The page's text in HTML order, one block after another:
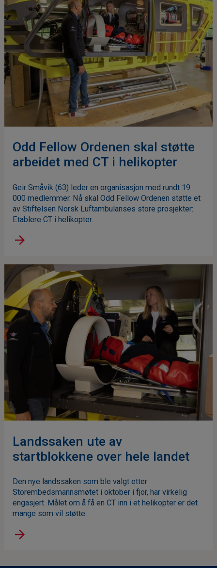
Odd Fellow Ordenen skal støtte
arbeidet med CT i helikopter
Geir Småvik (63) leder en organisasjon med rundt 19
000 medlemmer. Nå skal Odd Fellow Ordenen støtte et
av Stiftelsen Norsk Luftambulanses store prosjekter:
Etablere CT i helikopter.
Landssaken ute av
startblokkene over hele landet
Den nye landssaken som ble valgt etter
Storembedsmannsmøtet i oktober i fjor, har virkelig
engasjert. Målet om å få en CT inn i et helikopter er det
mange som vil støtte.